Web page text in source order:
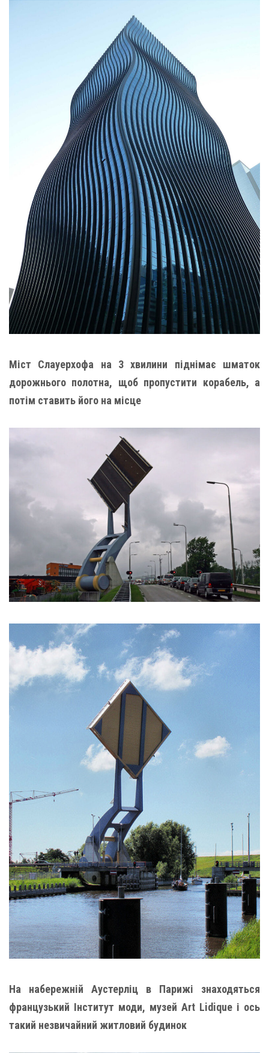
Міст Слауерхофа на 3 хвилини піднімає шматок
дорожнього полотна, щоб пропустити корабель, а
потім ставить його на місце
На набережній Аустерліц в Парижі знаходяться
французький Інститут моди, музей Art Lidique і ось
такий незвичайний житловий будинок